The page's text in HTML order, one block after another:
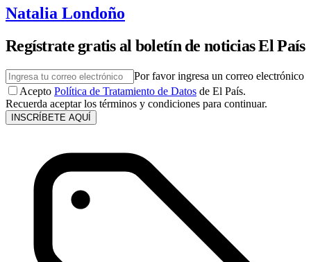
Natalia Londoño
Regístrate gratis al boletín de noticias El País
Por favor ingresa un correo electrónico
Acepto Política de Tratamiento de Datos de El País.
Recuerda aceptar los términos y condiciones para continuar.
INSCRÍBETE AQUÍ